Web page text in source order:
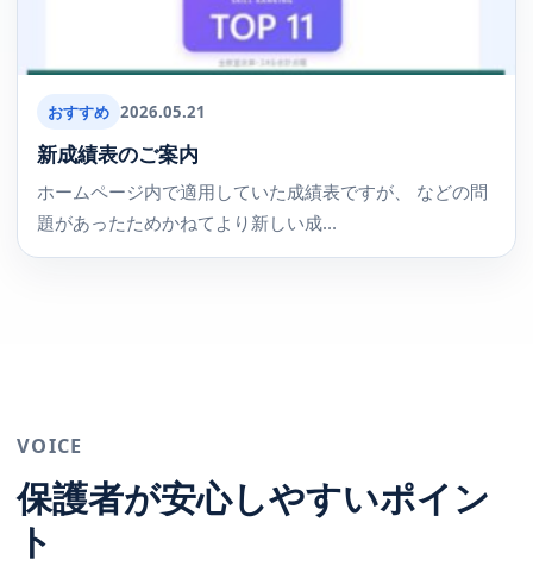
おすすめ 2026.05.21
新成績表のご案内
ホームページ内で適用していた成績表ですが、 などの問
題があったためかねてより新しい成...
VOICE
保護者が安心しやすいポイン
ト